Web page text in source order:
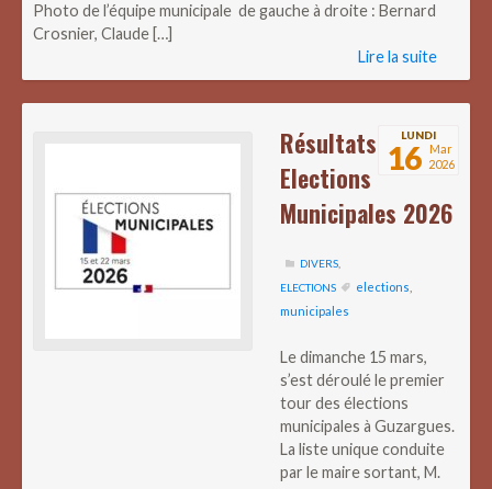
Photo de l’équipe municipale de gauche à droite : Bernard
Crosnier, Claude […]
Lire la suite
LUNDI
16 Mar
2026
Résultats
Elections
Municipales 2026
DIVERS
ELECTIONS
elections
municipales
Le dimanche 15 mars,
s’est déroulé le premier
tour des élections
municipales à Guzargues.
La liste unique conduite
par le maire sortant, M.